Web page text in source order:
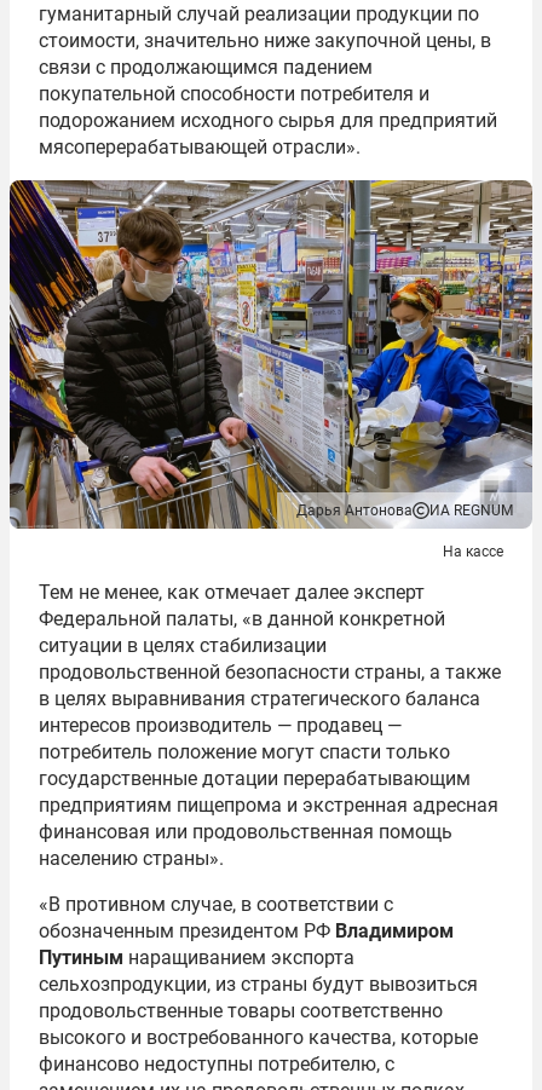
гуманитарный случай реализации продукции по
стоимости, значительно ниже закупочной цены, в
связи с продолжающимся падением
покупательной способности потребителя и
подорожанием исходного сырья для предприятий
мясоперерабатывающей отрасли».
Дарья Антонова ИА REGNUM
На кассе
Тем не менее, как отмечает далее эксперт
Федеральной палаты, «в данной конкретной
ситуации в целях стабилизации
продовольственной безопасности страны, а также
в целях выравнивания стратегического баланса
интересов производитель — продавец —
потребитель положение могут спасти только
государственные дотации перерабатывающим
предприятиям пищепрома и экстренная адресная
финансовая или продовольственная помощь
населению страны».
«В противном случае, в соответствии с
обозначенным президентом РФ Владимиром
Путиным наращиванием экспорта
сельхозпродукции, из страны будут вывозиться
продовольственные товары соответственно
высокого и востребованного качества, которые
финансово недоступны потребителю, с